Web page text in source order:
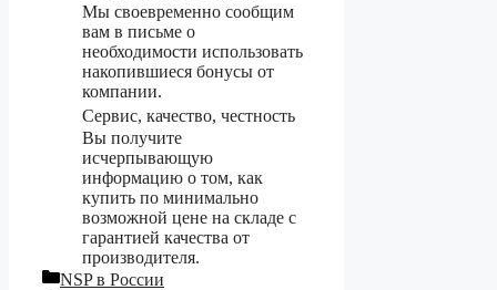
Мы своевременно сообщим
вам в письме о
необходимости использовать
накопившиеся бонусы от
компании.
Сервис, качество, честность
Вы получите
исчерпывающую
информацию о том, как
купить по минимально
возможной цене на складе с
гарантией качества от
производителя.
Рубрики
NSP в России